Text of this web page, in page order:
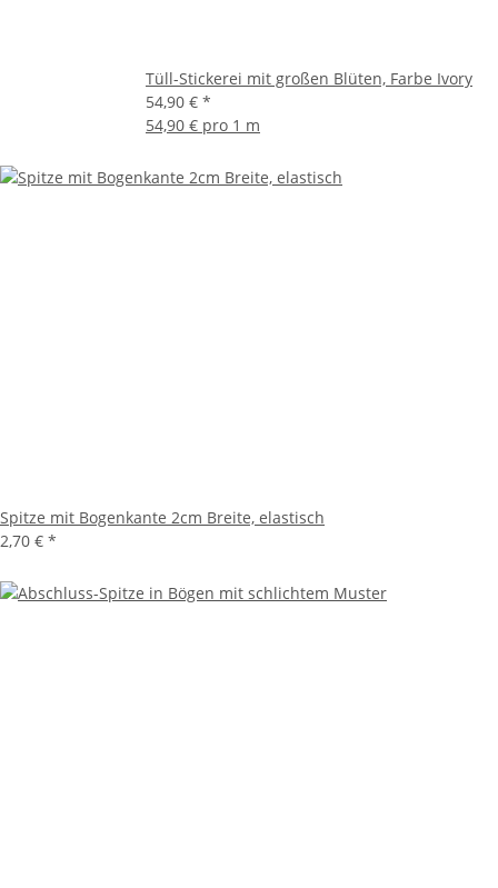
Tüll-Stickerei mit großen Blüten, Farbe Ivory
54,90 € *
54,90 € pro 1 m
Spitze mit Bogenkante 2cm Breite, elastisch
2,70 € *